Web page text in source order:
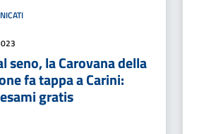
seno, la Carovana della
fa tappa a Carini:
gratis